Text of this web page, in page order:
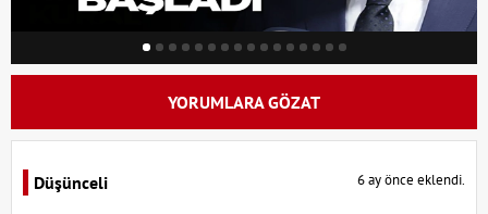
YORUMLARA GÖZAT
Düşünceli 6 ay önce eklendi.